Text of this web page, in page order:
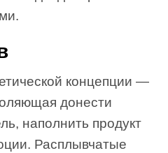
концепции —
донести
наполнить продукт
Расплывчатые